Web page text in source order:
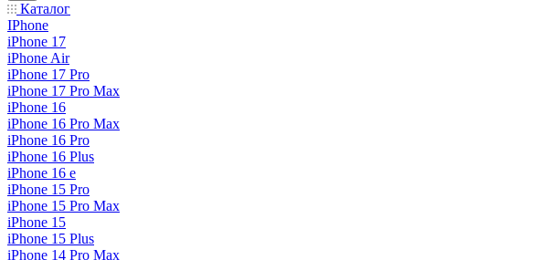
Каталог
IPhone
iPhone 17
iPhone Air
iPhone 17 Pro
iPhone 17 Pro Max
iPhone 16
iPhone 16 Pro Max
iPhone 16 Pro
iPhone 16 Plus
iPhone 16 e
iPhone 15 Pro
iPhone 15 Pro Max
iPhone 15
iPhone 15 Plus
iPhone 14 Pro Max